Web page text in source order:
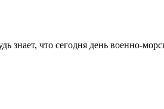
знает, что сегодня день военно-